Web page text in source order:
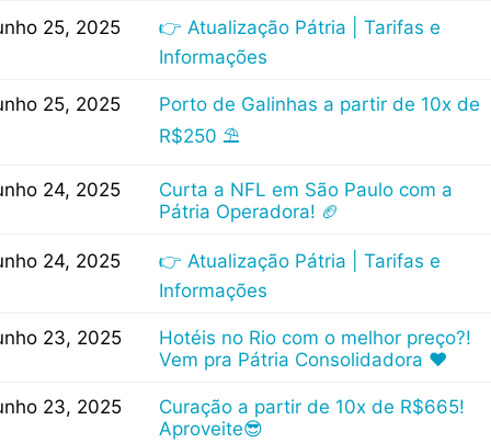
25, 2025
👉 Atualização Pátria | Tarifas e
Informações
25, 2025
Porto de Galinhas a partir de 10x de
R$250 ⛱
24, 2025
Curta a NFL em São Paulo com a
Pátria Operadora! 🏈
24, 2025
👉 Atualização Pátria | Tarifas e
Informações
23, 2025
Hotéis no Rio com o melhor preço?!
Vem pra Pátria Consolidadora ❤
23, 2025
Curação a partir de 10x de R$665!
Aproveite😎